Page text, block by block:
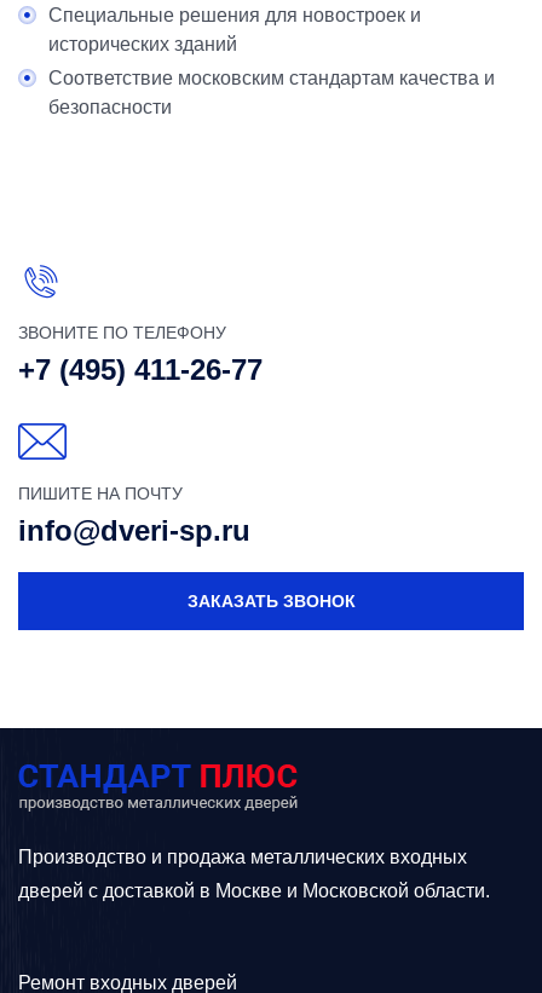
Специальные решения для новостроек и
исторических зданий
Соответствие московским стандартам качества и
безопасности
ЗВОНИТЕ ПО ТЕЛЕФОНУ
+7 (495) 411-26-77
ПИШИТЕ НА ПОЧТУ
info@dveri-sp.ru
ЗАКАЗАТЬ ЗВОНОК
Производство и продажа металлических входных
дверей с доставкой в Москве и Московской области.
Ремонт входных дверей